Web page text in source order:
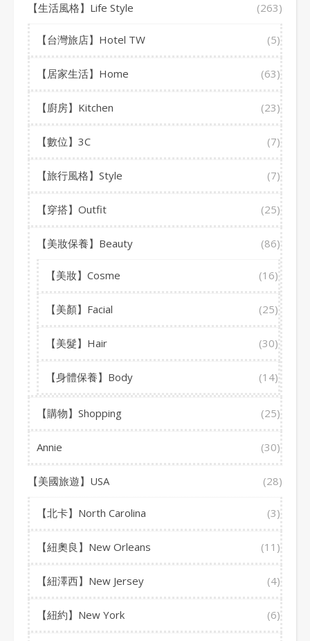
【生活風格】Life Style (263)
【台灣旅店】Hotel TW (5)
【居家生活】Home (63)
【廚房】Kitchen (23)
【數位】3C (7)
【旅行風格】Style (7)
【穿搭】Outfit (25)
【美妝保養】Beauty (86)
【美妝】Cosme (16)
【美顏】Facial (25)
【美髮】Hair (30)
【身體保養】Body (14)
【購物】Shopping (25)
Annie (30)
【美國旅遊】USA (28)
【北卡】North Carolina (3)
【紐奧良】New Orleans (11)
【紐澤西】New Jersey (4)
【紐約】New York (6)